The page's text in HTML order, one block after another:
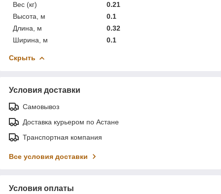
Вес (кг)
0.21
Высота, м
0.1
Длина, м
0.32
Ширина, м
0.1
Скрыть
Условия доставки
Самовывоз
Доставка курьером по Астане
Транспортная компания
Все условия доставки
Условия оплаты